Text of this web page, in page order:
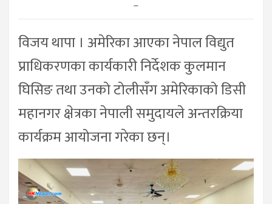
–
विजय थापा । अमेरिका आएका नेपाल विद्युत
प्राधिकरणका कार्यकारी निर्देशक कुलमान
घिसिङ तथा उनको टोलीसँग अमेरिकाको डिसी
महानगर क्षेत्रका नेपाली समुदायले अन्तरक्रिया
कार्यक्रम आयोजना गरेका छन्।